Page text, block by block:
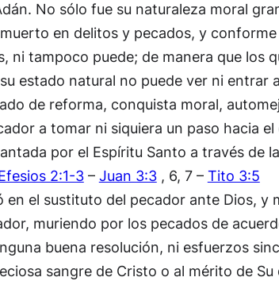
No sólo fue su naturaleza moral
en delitos y pecados, y
ni tampoco puede; de manera que los
estado natural no puede ver ni entrar
de reforma, conquista moral,
a tomar ni siquiera un paso hacia
por el Espíritu Santo a través de
2:1-3– Juan 3:3, 6, 7 – Tito 3:5
en el sustituto del pecador ante Dios,
muriendo por los pecados de
buena resolución, ni esfuerzos
sangre de Cristo o al mérito de